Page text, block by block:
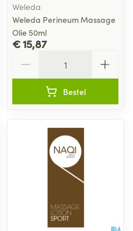
Weleda
Weleda Perineum Massage
Olie 50ml
€ 15,87
Bestel